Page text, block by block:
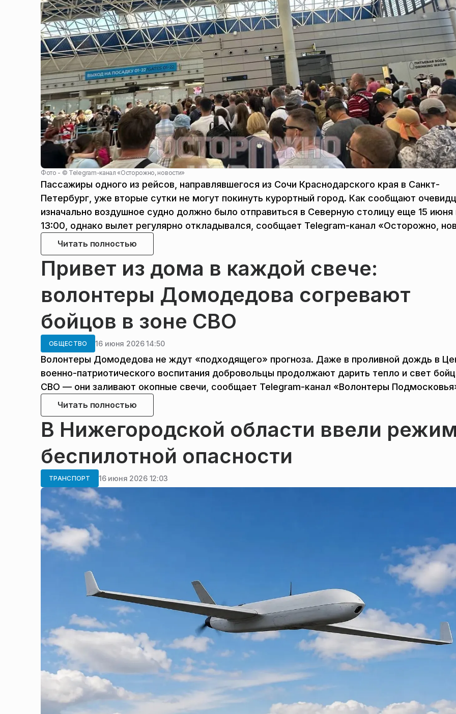
Фото - © Telegram-канал «Осторожно, новости»
Пассажиры одного из рейсов, направлявшегося из Сочи Краснодарского края в Санкт-
Петербург, уже вторые сутки не могут покинуть курортный город. Как сообщают
изначально воздушное судно должно было отправиться в Северную столицу еще 15 июня
13:00, однако вылет регулярно откладывался, сообщает Telegram-канал «Осторожно,
Читать полностью
Привет из дома в каждой свече:
волонтеры Домодедова согревают
бойцов в зоне СВО
ОБЩЕСТВО 16 июня 2026 14:50
Волонтеры Домодедова не ждут «подходящего» прогноза. Даже в проливной дождь в
военно-патриотического воспитания добровольцы продолжают дарить тепло и свет
СВО — они заливают окопные свечи, сообщает Telegram-канал «Волонтеры
Читать полностью
В Нижегородской области ввели режим
беспилотной опасности
ТРАНСПОРТ 16 июня 2026 12:03